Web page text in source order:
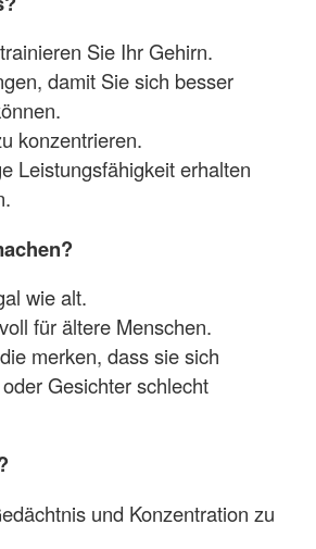
Sie Ihr Gehirn.
damit Sie sich besser
konzentrieren.
Leistungsfähigkeit erhalten
wie alt.
für ältere Menschen.
merken, dass sie sich
Gesichter schlecht
und Konzentration zu